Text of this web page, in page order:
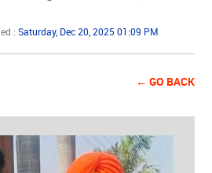
:Saturday, Dec 20, 2025 01:09 PM
← GO BACK